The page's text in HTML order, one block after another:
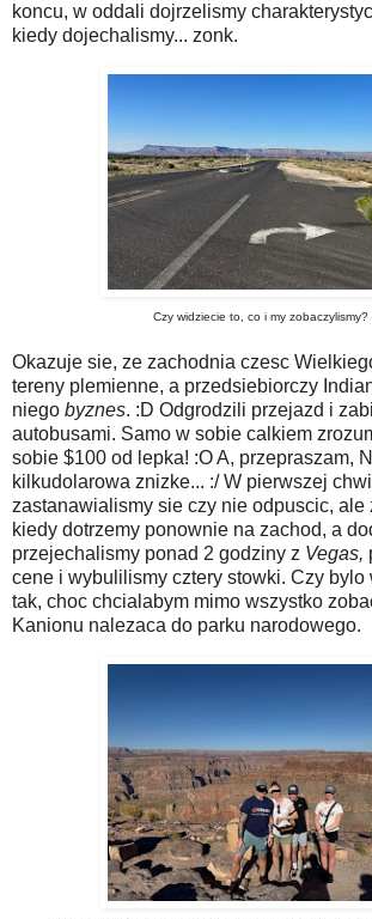
koncu, w oddali dojrzelismy
kiedy dojechalismy... zonk.
Czy widziecie to, co i my zobaczylismy?
Okazuje sie, ze zachodnia czesc
tereny plemienne, a przedsiebiorczy
niego byznes. :D Odgrodzili przejazd i
autobusami. Samo w sobie calkiem
sobie $100 od lepka! :O A, przepraszam,
kilkudolarowa znizke... :/ W pierwszej
zastanawialismy sie czy nie odpuscic, ale
kiedy dotrzemy ponownie na zachod, a
przejechalismy ponad 2 godziny z Vegas,
cene i wybulilismy cztery stowki. Czy bylo
tak, choc chcialabym mimo wszystko
Kanionu nalezaca do parku narodowego.